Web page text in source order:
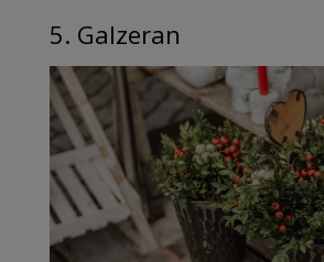
5. Galzeran